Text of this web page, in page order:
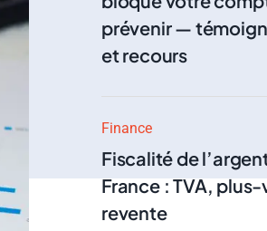
prévenir —
et recours
Finance
Fiscalité de
France : TVA,
revente